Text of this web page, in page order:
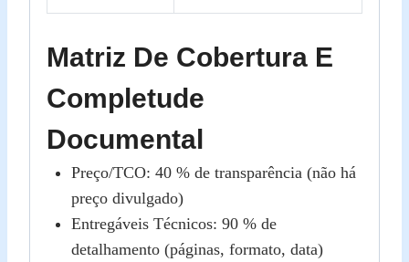
Matriz De Cobertura E
Completude
Documental
Preço/TCO: 40 % de transparência (não há
preço divulgado)
Entregáveis Técnicos: 90 % de
detalhamento (páginas, formato, data)